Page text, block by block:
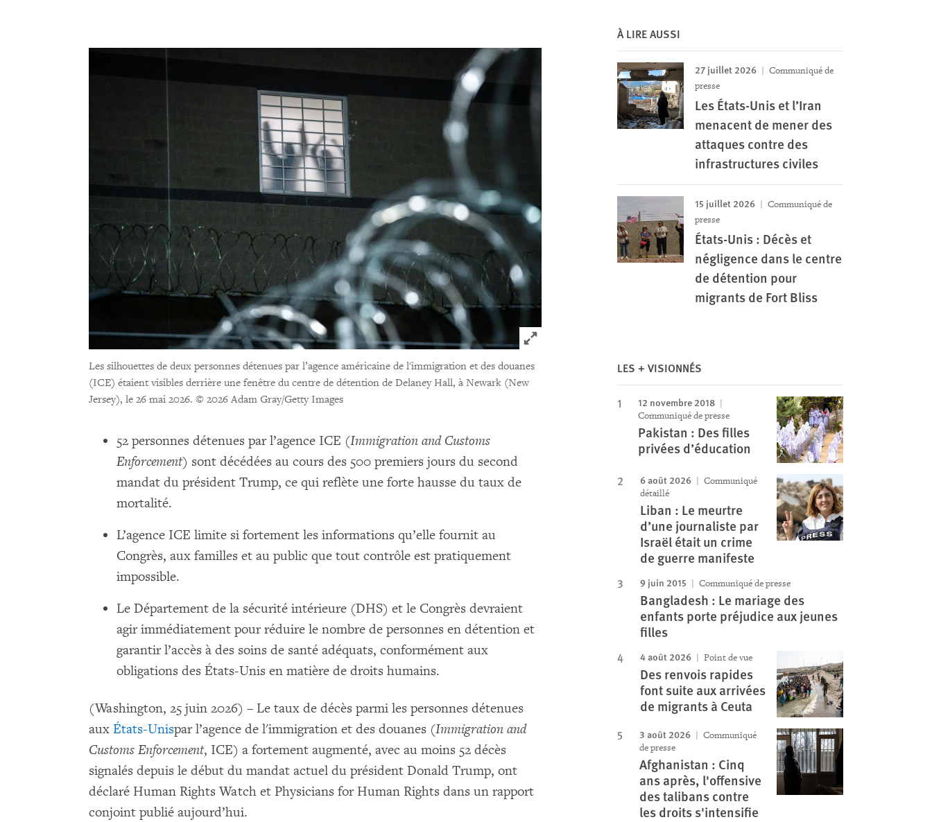
Click to expand Image
Les silhouettes de deux personnes détenues par l’agence américaine de l'immigration et des douanes
(ICE) étaient visibles derrière une fenêtre du centre de détention de Delaney Hall, à Newark (New
Jersey), le 26 mai 2026. © 2026 Adam Gray/Getty Images
52 personnes détenues par l’agence ICE (Immigration and Customs
Enforcement) sont décédées au cours des 500 premiers jours du second
mandat du président Trump, ce qui reflète une forte hausse du taux de
mortalité.
L’agence ICE limite si fortement les informations qu’elle fournit au
Congrès, aux familles et au public que tout contrôle est pratiquement
impossible.
Le Département de la sécurité intérieure (DHS) et le Congrès devraient
agir immédiatement pour réduire le nombre de personnes en détention et
garantir l’accès à des soins de santé adéquats, conformément aux
obligations des États-Unis en matière de droits humains.
(Washington, 25 juin 2026) – Le taux de décès parmi les personnes détenues
aux États-Unispar l’agence de l'immigration et des douanes (Immigration and
Customs Enforcement, ICE) a fortement augmenté, avec au moins 52 décès
signalés depuis le début du mandat actuel du président Donald Trump, ont
déclaré Human Rights Watch et Physicians for Human Rights dans un rapport
conjoint publié aujourd’hui.
À LIRE AUSSI
27 juillet 2026
Communiqué de
presse
Les États-Unis et l’Iran
menacent de mener des
attaques contre des
infrastructures civiles
15 juillet 2026
Communiqué de
presse
États-Unis : Décès et
négligence dans le centre
de détention pour
migrants de Fort Bliss
LES + VISIONNÉS
12 novembre 2018
Communiqué de presse
Pakistan : Des filles
privées d’éducation
6 août 2026
Communiqué
détaillé
Liban : Le meurtre
d’une journaliste par
Israël était un crime
de guerre manifeste
9 juin 2015 Communiqué de presse
Bangladesh : Le mariage des
enfants porte préjudice aux jeunes
filles
4 août 2026 Point de vue
Des renvois rapides
font suite aux arrivées
de migrants à Ceuta
3 août 2026
Communiqué
de presse
Afghanistan : Cinq
ans après, l'offensive
des talibans contre
les droits s'intensifie